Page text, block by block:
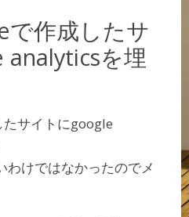
作成したサ
を埋
サイトにgoogle
わけではなかったのでメ